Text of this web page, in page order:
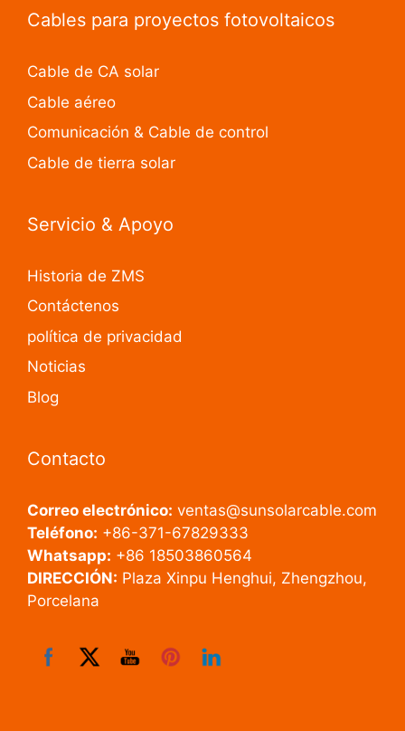
Cables para proyectos fotovoltaicos
Cable de CA solar
Cable aéreo
Comunicación & Cable de control
Cable de tierra solar
Servicio & Apoyo
Historia de ZMS
Contáctenos
política de privacidad
Noticias
Blog
Contacto
Correo electrónico: ventas@sunsolarcable.com
Teléfono: +86-371-67829333
Whatsapp: +86 18503860564
DIRECCIÓN: Plaza Xinpu Henghui, Zhengzhou,
Porcelana